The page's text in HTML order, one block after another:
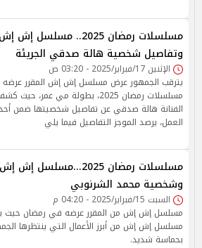
مسلسلات رمضان 2025.. مسلسل إش إش
وتفاصيل شخصية هالة صدقي الجريئة
الإثنين 17/فبراير/2025 - 03:20 ص
يترقب الجمهور عرض مسلسل إش إش المقرر
مسلسلات رمضان 2025، بطولة مي عمر، حيث
الفنانة هالة صدقي عن تفاصيل شخصيتها ضمن
العمل، يرصد الموجز التفاصيل فيما يلي
مسلسلات رمضان 2025...مسلسل إش إش
وشخصية محمد الشرنوبي
السبت 15/فبراير/2025 - 04:20 م
مسلسل إش إش من المقرر عرضه في رمضان حيث
مسلسل إش إش من أبرز الأعمال التي ينتظرها
بحماسة شديد.